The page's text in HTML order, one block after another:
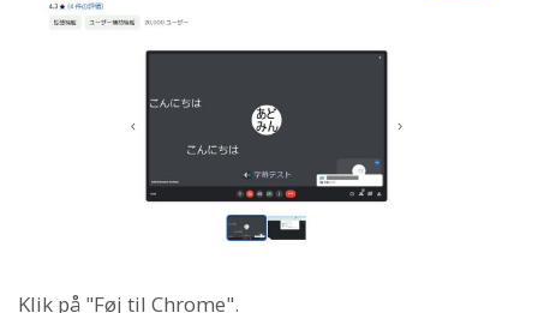
Klik på "Føj til Chrome".